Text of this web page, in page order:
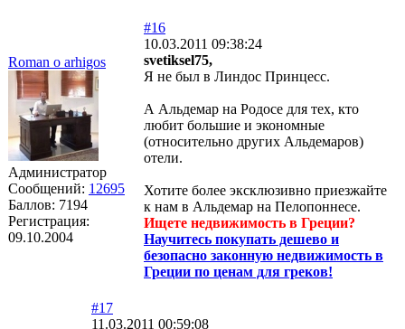
Roman o arhigos
Администратор
Сообщений: 12695
Баллов: 7194
Регистрация:
09.10.2004
#16
10.03.2011 09:38:24
svetiksel75,
Я не был в Линдос Принцесс.
А Альдемар на Родосе для тех, кто
любит большие и экономные
(относительно других Альдемаров)
отели.
Хотите более эксклюзивно приезжайте
к нам в Альдемар на Пелопоннесе.
Ищете недвижимость в Греции?
Научитесь покупать дешево и
безопасно законную недвижимость в
Греции по ценам для греков!
#17
11.03.2011 00:59:08